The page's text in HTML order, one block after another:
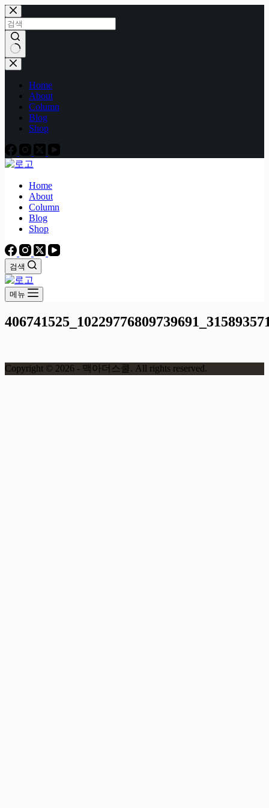
본
문
으
로
건
너
결
Home
About
Column
Blog
Shop
Home
About
Column
Blog
Shop
검색
메뉴
Copyright © 2026 - 맥아더스쿨. All rights reserved.